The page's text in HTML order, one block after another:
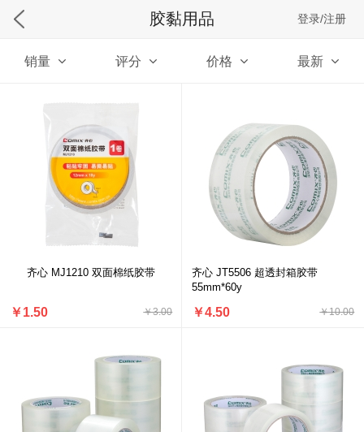
胶黏用品 登录/注册
销量 评分 价格 最新
齐心 MJ1210 双面棉纸胶带
￥3.00
￥1.50
齐心 JT5506 超透封箱胶带
55mm*60y
￥10.00
￥4.50